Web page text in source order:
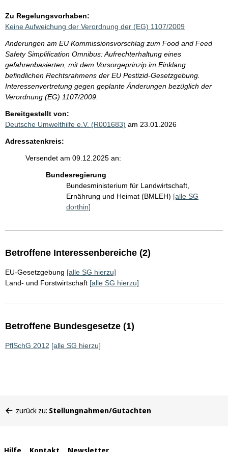
Zu Regelungsvorhaben:
Keine Aufweichung der Verordnung der (EG) 1107/2009
Änderungen am EU Kommissionsvorschlag zum Food and Feed
Safety Simplification Omnibus: Aufrechterhaltung eines
gefahrenbasierten, mit dem Vorsorgeprinzip im Einklang
befindlichen Rechtsrahmens der EU Pestizid-Gesetzgebung.
Interessenvertretung gegen geplante Änderungen bezüglich der
Verordnung (EG) 1107/2009.
Bereitgestellt von:
Deutsche Umwelthilfe e.V. (R001683) am 23.01.2026
Adressatenkreis:
Versendet am 09.12.2025 an:
Bundesregierung
Bundesministerium für Landwirtschaft,
Ernährung und Heimat (BMLEH) [alle SG
dorthin]
Betroffene Interessenbereiche (2)
EU-Gesetzgebung [alle SG hierzu]
Land- und Forstwirtschaft [alle SG hierzu]
Betroffene Bundesgesetze (1)
PflSchG 2012 [alle SG hierzu]
befinden
zurück zu: Stellungnahmen/Gutachten